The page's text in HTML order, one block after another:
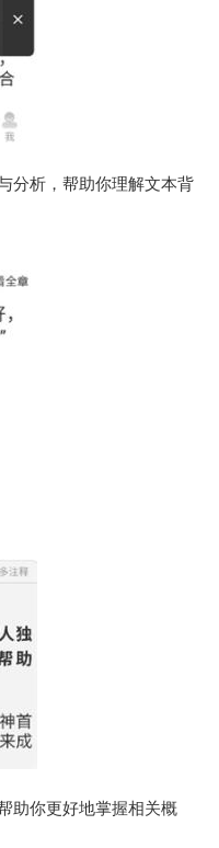
分析，帮助你理解文本背
助你更好地掌握相关概